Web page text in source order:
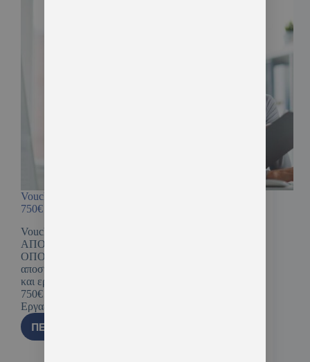
Voucher Ανέργων και Εργαζομένων της ΔΥΠΑ
750€
Voucher Ανέργων και Εργαζομένων 750€
ΑΠΟΚΛΕΙΣΤΙΚΑ ΕΞ ΑΠΟΣΤΑΣΕΩΣ – ΑΠΟ
ΟΠΟΥ ΚΑΙ ΑΝ ΒΡΙΣΚΕΣΤΕ Νέος κύκλος εξ
αποστάσεως κατάρτισης της ΔΥΠΑ για άνεργους
και εργαζόμενους με εκπαιδευτικό επίδομα έως
750€ Ξεκινάει νέος κύκλος Voucher Ανέργων και
Εργαζομένων της ΔΥΠΑ με…
ΠΕΡΙΣΣΌΤΕΡΑ